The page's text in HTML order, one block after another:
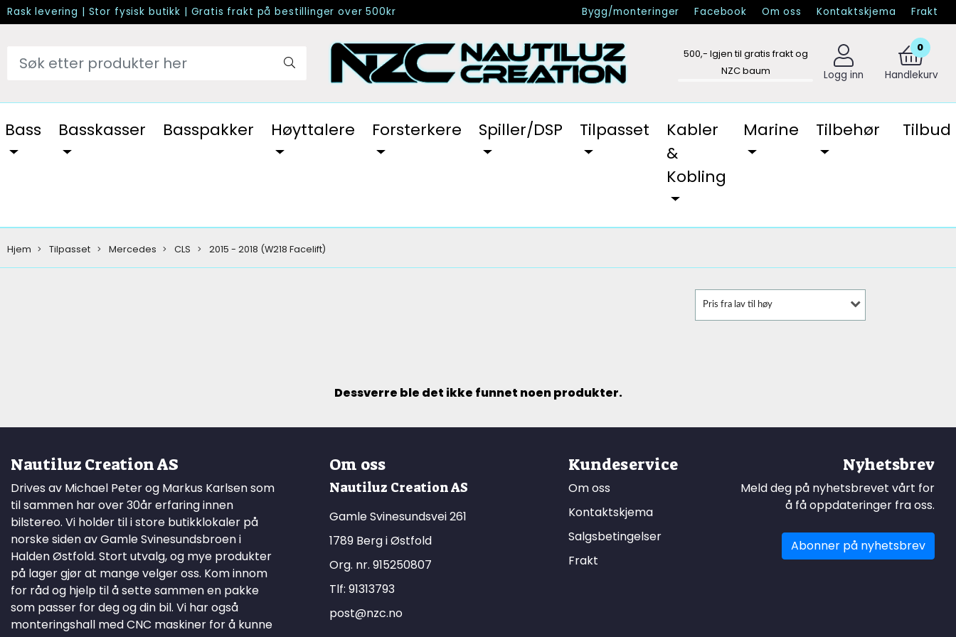
Rask levering | Stor fysisk butikk | Gratis frakt på bestillinger over 500kr Bygg/monteringer Facebook Om oss Kontaktskjema Frakt
500,- Igjen til gratis frakt og
NZC baum
Logg inn
0
Handlekurv
Bass Basskasser Basspakker Høyttalere Forsterkere Spiller/DSP Tilpasset
Kabler
&
Kobling
Marine Tilbehør Tilbud
Hjem Tilpasset Mercedes CLS 2015 - 2018 (W218 Facelift)
Pris fra lav til høy
Dessverre ble det ikke funnet noen produkter.
Nautiluz Creation AS
Drives av Michael Peter og Markus Karlsen som
til sammen har over 30år erfaring innen
bilstereo. Vi holder til i store butikklokaler på
norske siden av Gamle Svinesundsbroen i
Halden Østfold. Stort utvalg, og mye produkter
på lager gjør at mange velger oss. Kom innom
for råd og hjelp til å sette sammen en pakke
som passer for deg og din bil. Vi har også
monteringshall med CNC maskiner for å kunne
Om oss
Nautiluz Creation AS
Gamle Svinesundsvei 261
1789 Berg i Østfold
Org. nr. 915250807
Tlf: 91313793
post@nzc.no
Kundeservice
Om oss
Kontaktskjema
Salgsbetingelser
Frakt
Nyhetsbrev
Meld deg på nyhetsbrevet vårt for
å få oppdateringer fra oss.
Abonner på nyhetsbrev